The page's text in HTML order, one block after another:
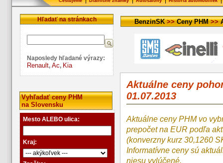
Hľadať na stránkach
Naposledy hľadané výrazy:
Renault, Ac, Kia
Vyhľadať ceny PHM
na Slovensku
Mesto ALEBO ulica:
Kraj:
BenzinSK>>Ceny PHM>>
Aktuálne ceny
01.07.2013
Aktuálne ceny PHM vo
prepočet na EUR podľa
(konverzny kurz 30,1260
Informatívne ceny sú
niesu vylúčené.